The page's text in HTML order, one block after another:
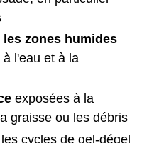
zones humides
l'eau et à la
exposées à la
graisse ou les débris
cycles de gel-dégel